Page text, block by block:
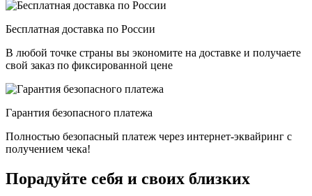
Бесплатная доставка по России
В любой точке страны вы экономите на доставке и получаете
свой заказ по фиксированной цене
Гарантия безопасного платежа
Полностью безопасный платеж через интернет-эквайринг с
получением чека!
Порадуйте себя и своих близких